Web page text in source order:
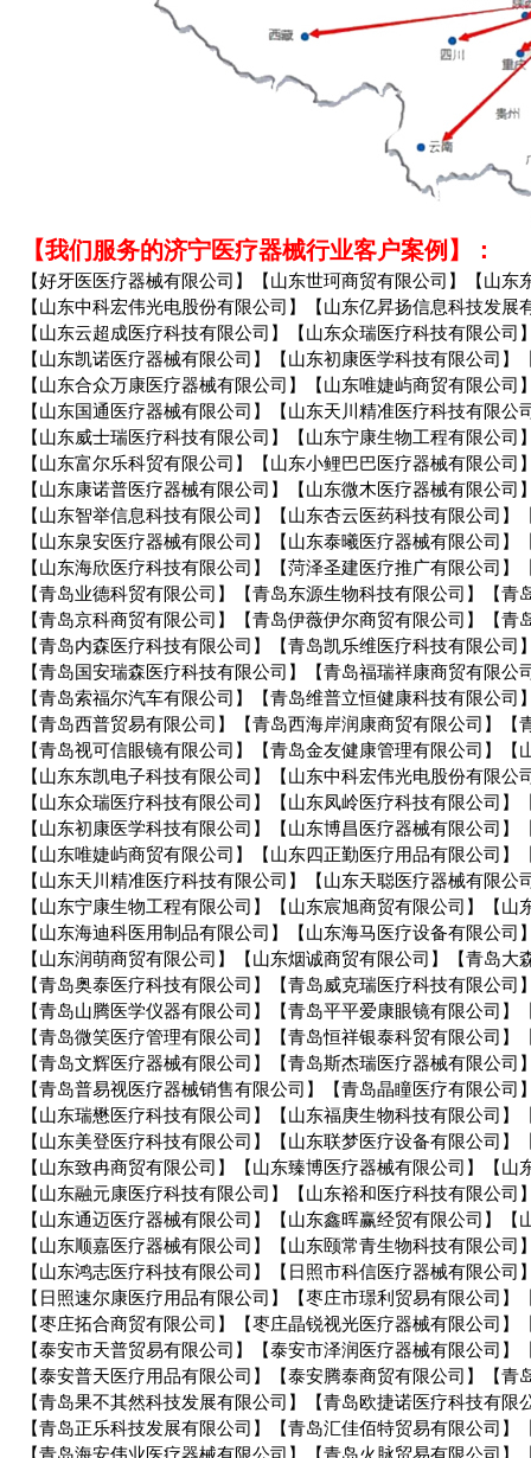
【我们服务的济宁医疗器械行业客户案例】：
【好牙医医疗器械有限公司】【山东世珂商贸有限公司】【山东
【山东中科宏伟光电股份有限公司】【山东亿昇扬信息科技发展
【山东云超成医疗科技有限公司】【山东众瑞医疗科技有限公
【山东凯诺医疗器械有限公司】【山东初康医学科技有限公司
【山东合众万康医疗器械有限公司】【山东唯婕屿商贸有限公
【山东国通医疗器械有限公司】【山东天川精准医疗科技有限
【山东威士瑞医疗科技有限公司】【山东宁康生物工程有限公
【山东富尔乐科贸有限公司】【山东小鲤巴巴医疗器械有限公
【山东康诺普医疗器械有限公司】【山东微木医疗器械有限公
【山东智举信息科技有限公司】【山东杏云医药科技有限公司
【山东泉安医疗器械有限公司】【山东泰曦医疗器械有限公司
【山东海欣医疗科技有限公司】【菏泽圣建医疗推广有限公司
【青岛业德科贸有限公司】【青岛东源生物科技有限公司】【青
【青岛京科商贸有限公司】【青岛伊薇伊尔商贸有限公司】【
【青岛内森医疗科技有限公司】【青岛凯乐维医疗科技有限公
【青岛国安瑞森医疗科技有限公司】【青岛福瑞祥康商贸有限
【青岛索福尔汽车有限公司】【青岛维普立恒健康科技有限公
【青岛西普贸易有限公司】【青岛西海岸润康商贸有限公司】
【青岛视可信眼镜有限公司】【青岛金友健康管理有限公司】【
【山东东凯电子科技有限公司】【山东中科宏伟光电股份有限
【山东众瑞医疗科技有限公司】【山东凤岭医疗科技有限公司
【山东初康医学科技有限公司】【山东博昌医疗器械有限公司
【山东唯婕屿商贸有限公司】【山东四正勤医疗用品有限公司
【山东天川精准医疗科技有限公司】【山东天聪医疗器械有限
【山东宁康生物工程有限公司】【山东宸旭商贸有限公司】【
【山东海迪科医用制品有限公司】【山东海马医疗设备有限公
【山东润萌商贸有限公司】【山东烟诚商贸有限公司】【青岛大
【青岛奥泰医疗科技有限公司】【青岛威克瑞医疗科技有限公
【青岛山腾医学仪器有限公司】【青岛平平爱康眼镜有限公司
【青岛微笑医疗管理有限公司】【青岛恒祥银泰科贸有限公司
【青岛文辉医疗器械有限公司】【青岛斯杰瑞医疗器械有限公
【青岛普易视医疗器械销售有限公司】【青岛晶瞳医疗有限公
【山东瑞懋医疗科技有限公司】【山东福庚生物科技有限公司
【山东美登医疗科技有限公司】【山东联梦医疗设备有限公司
【山东致冉商贸有限公司】【山东臻博医疗器械有限公司】【山
【山东融元康医疗科技有限公司】【山东裕和医疗科技有限公
【山东通迈医疗器械有限公司】【山东鑫晖赢经贸有限公司】
【山东顺嘉医疗器械有限公司】【山东颐常青生物科技有限公
【山东鸿志医疗科技有限公司】【日照市科信医疗器械有限公
【日照速尔康医疗用品有限公司】【枣庄市璟利贸易有限公司
【枣庄拓合商贸有限公司】【枣庄晶锐视光医疗器械有限公司
【泰安市天普贸易有限公司】【泰安市泽润医疗器械有限公司
【泰安普天医疗用品有限公司】【泰安腾泰商贸有限公司】【青
【青岛果不其然科技发展有限公司】【青岛欧捷诺医疗科技有
【青岛正乐科技发展有限公司】【青岛汇佳佰特贸易有限公司
【青岛海安伟业医疗器械有限公司】【青岛火脉贸易有限公司